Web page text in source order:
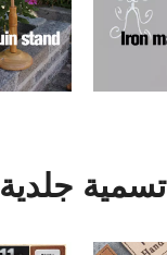
تسمية جلدية